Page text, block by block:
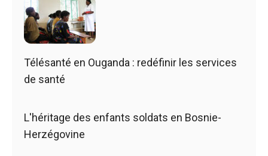
Télésanté en Ouganda : redéfinir les services
de santé
L'héritage des enfants soldats en Bosnie-
Herzégovine